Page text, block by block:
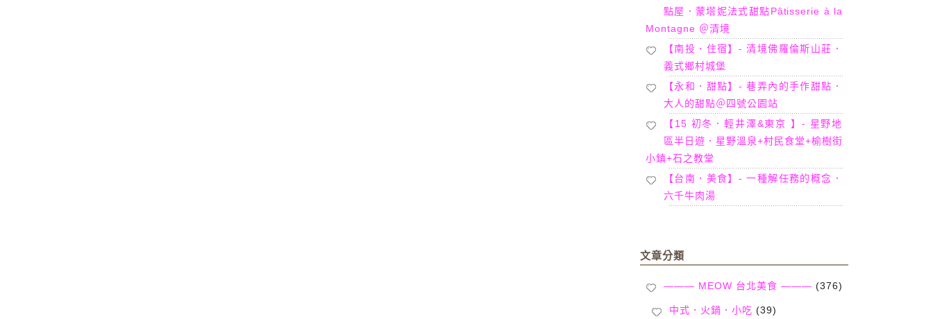
點屋．蒙塔妮法式甜點Pâtisserie à la
Montagne ＠清境
【南投．住宿】- 清境佛羅倫斯山莊．
義式鄉村城堡
【永和．甜點】- 巷弄內的手作甜點．
大人的甜點＠四號公園站
【15 初冬．輕井澤&東京 】- 星野地
區半日遊．星野溫泉+村民食堂+榆樹街
小鎮+石之教堂
【台南．美食】- 一種解任務的概念．
六千牛肉湯
文章分類
——— MEOW 台北美食 ——— (376)
中式．火鍋．小吃 (39)